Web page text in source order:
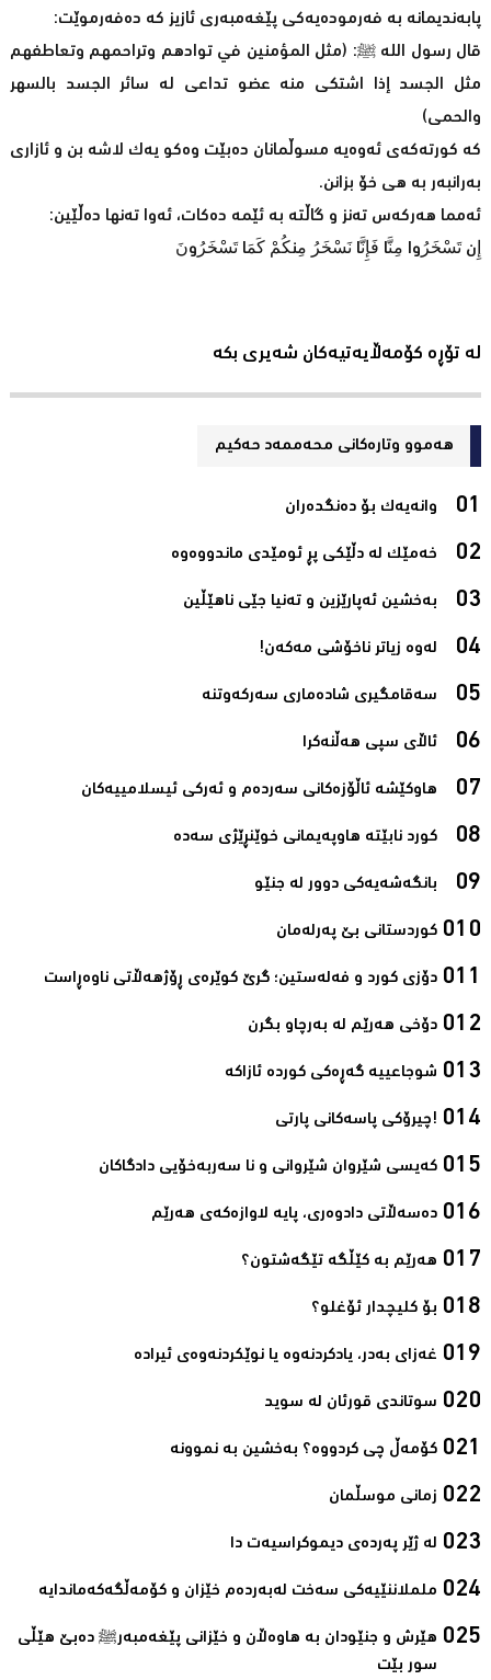
پابەندیمانە بە فەرمودەیەکی پێغەمبەری ئازیز کە دەفەرموێت:
قال رسول الله ﷺ: (مثل المؤمنين في توادهم وتراحمهم وتعاطفهم
مثل الجسد إذا اشتكى منه عضو تداعى له سائر الجسد بالسهر
والحمى)
کە کورتەکەی ئەوەیە مسوڵمانان دەبێت وەکو یەک لاشە بن و ئازاری
بەرانبەر بە هی خۆ بزانن.
ئەمما هەرکەس تەنز و گاڵتە بە ئێمە دەکات، ئەوا تەنها دەڵێین:
إِن تَسْخَرُوا مِنَّا فَإِنَّا نَسْخَرُ مِنكُمْ كَمَا تَسْخَرُونَ
لە تۆڕە کۆمەڵایەتیەکان شەیری بکە
هەموو وتارەکانی محه‌ممه‌د حه‌كیم
وانەیەک بۆ دەنگدەران‌
خەمێک لە دڵێکی پڕ ئومێدی ماندووەوە‌
بەخشین ئەپارێزین و تەنیا جێی ناھێڵین‌
لەوە زیاتر ناخۆشی مەکەن!‌
سەقامگیری شادەماری سەرکەوتنە‌
ئاڵای سپی هەڵنەکرا‌
هاوکێشە ئاڵۆزەکانی سەردەم و ئەرکی ئیسلامیيەکان‌
کورد نابێتە هاوپەیمانی خوێنڕێژی سەدە‌
بانگەشەیەکی دوور لە جنێو‌
کوردستانی بێ پەرلەمان‌
دۆزی کورد و فەلەستین؛ گرێ کوێرەی ڕۆژھەڵاتی ناوەڕاست‌
دۆخی هەرێم لە بەرچاو بگرن‌
شوجاعییە گەڕەکی کوردە ئازاکە‌
!چیرۆکی پاسەکانی پارتی‌
کەیسی شێروان شێروانی و نا سەربەخۆیی دادگاکان‌
دەسەڵاتی دادوەری، پایه‌ لاوازه‌كەی هه‌رێم‌
ھەرێم بە کێڵگە تێگەشتون؟‌
بۆ کلیچدار ئۆغلو؟‌
غەزای بەدر، یادکردنەوە یا نوێکردنەوەی ئیرادە‌
سوتاندى قورئان لە سوید‌
کۆمەڵ چی کردووە؟ بەخشین بە نموونە‌
زمانی موسڵمان‌
لە ژێر پەردەی دیموکراسیەت دا‌
ململاننێیەكی سەخت لەبەردەم خێزان و كۆمەڵگەكەماندایە‌
ھێرش و جنێودان بە ھاوەڵان و خێزانی پێغەمبەرﷺ دەبێ ھێڵی
سور بێت‌